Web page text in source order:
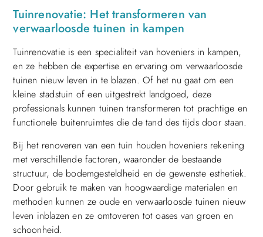
Tuinrenovatie: Het transformeren van
verwaarloosde tuinen in kampen
Tuinrenovatie is een specialiteit van hoveniers in kampen,
en ze hebben de expertise en ervaring om verwaarloosde
tuinen nieuw leven in te blazen. Of het nu gaat om een
kleine stadstuin of een uitgestrekt landgoed, deze
professionals kunnen tuinen transformeren tot prachtige en
functionele buitenruimtes die de tand des tijds door staan.
Bij het renoveren van een tuin houden hoveniers rekening
met verschillende factoren, waaronder de bestaande
structuur, de bodemgesteldheid en de gewenste esthetiek.
Door gebruik te maken van hoogwaardige materialen en
methoden kunnen ze oude en verwaarloosde tuinen nieuw
leven inblazen en ze omtoveren tot oases van groen en
schoonheid.